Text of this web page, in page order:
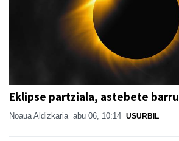
Eklipse partziala, astebete barru
Noaua Aldizkaria abu 06, 10:14 USURBIL